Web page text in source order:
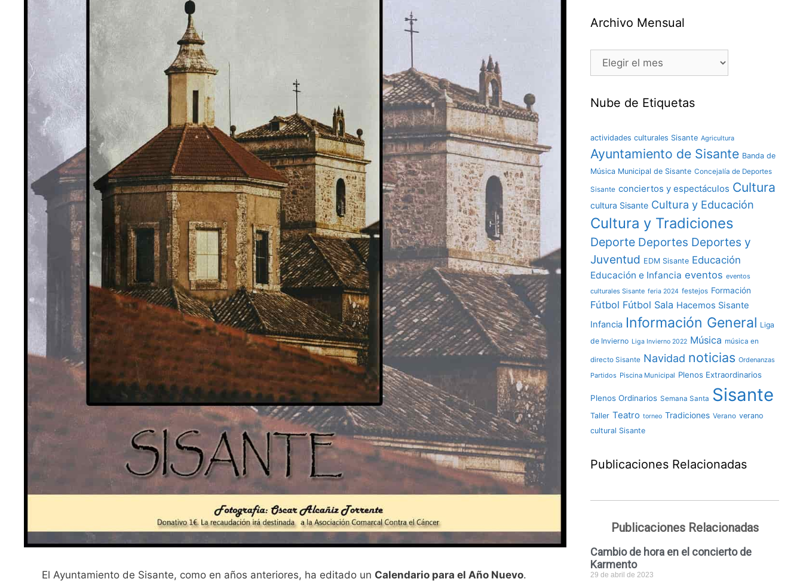
El Ayuntamiento de Sisante, como en años anteriores, ha editado un Calendario para el Año Nuevo.
Archivo Mensual
Nube de Etiquetas
actividades culturales Sisante Agricultura
Ayuntamiento de Sisante Banda de
Música Municipal de Sisante Concejalía de Deportes
Sisante conciertos y espectáculos Cultura
cultura Sisante Cultura y Educación
Cultura y Tradiciones
Deporte Deportes Deportes y
Juventud EDM Sisante Educación
Educación e Infancia eventos eventos
culturales Sisante feria 2024 festejos Formación
Fútbol Fútbol Sala Hacemos Sisante
Infancia Información General Liga
de Invierno Liga Invierno 2022 Música música en
directo Sisante Navidad noticias Ordenanzas
Partidos Piscina Municipal Plenos Extraordinarios
Plenos Ordinarios Semana Santa Sisante
Taller Teatro torneo Tradiciones Verano verano
cultural Sisante
Publicaciones Relacionadas
Publicaciones Relacionadas
Cambio de hora en el concierto de
Karmento
29 de abril de 2023